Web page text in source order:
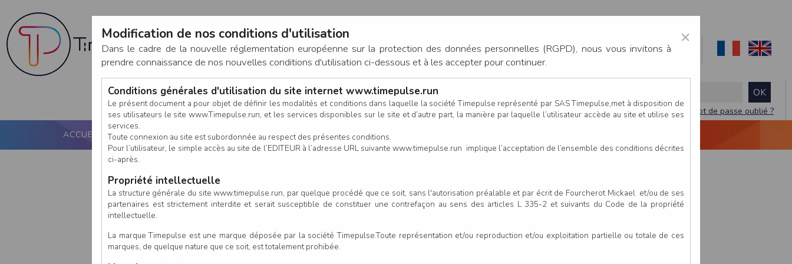
CONNEXION
Mot de passe oublié ?
ACCUEIL PUCE ACTIVE NOS SERVICES CALENDRIER RÉSULTATS
×
Modification de nos conditions d'utilisation
Dans le cadre de la nouvelle réglementation européenne sur la protection des données personnelles (RGPD), nous vous invitons à
prendre connaissance de nos nouvelles conditions d'utilisation ci-dessous et à les accepter pour continuer.
Conditions générales d'utilisation du site internet www.timepulse.run
Le présent document a pour objet de définir les modalités et conditions dans laquelle la société Timepulse représenté par SAS Timepulse,met à disposition de
ses utilisateurs le site www.Timepulse.run, et les services disponibles sur le site et d’autre part, la manière par laquelle l’utilisateur accède au site et utilise ses
services.
Toute connexion au site est subordonnée au respect des présentes conditions.
Pour l’utilisateur, le simple accès au site de l’EDITEUR à l’adresse URL suivante www.timepulse.run implique l’acceptation de l’ensemble des conditions décrites
ci-après.
Propriété intellectuelle
La structure générale du site www.timepulse.run, par quelque procédé que ce soit, sans l'autorisation préalable et par écrit de Fourcherot Mickael et/ou de ses
partenaires est strictement interdite et serait susceptible de constituer une contrefaçon au sens des articles L 335-2 et suivants du Code de la propriété
intellectuelle.
La marque Timepulse est une marque déposée par la société Timepulse.Toute représentation et/ou reproduction et/ou exploitation partielle ou totale de ces
marques, de quelque nature que ce soit, est totalement prohibée.